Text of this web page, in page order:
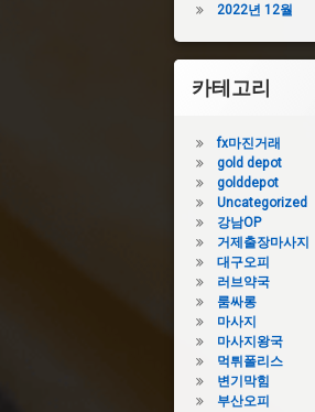
2022년 12월
카테고리
fx마진거래
gold depot
golddepot
Uncategorized
강남OP
거제출장마사지
대구오피
러브약국
룸싸롱
마사지
마사지왕국
먹튀폴리스
변기막힘
부산오피